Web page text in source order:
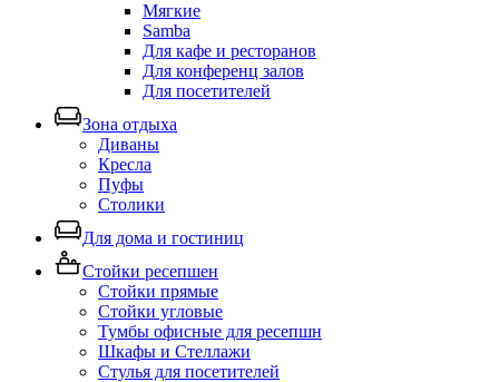
Мягкие
Samba
Для кафе и ресторанов
Для конференц залов
Для посетителей
Зона отдыха
Диваны
Кресла
Пуфы
Столики
Для дома и гостиниц
Стойки ресепшен
Стойки прямые
Стойки угловые
Тумбы офисные для ресепшн
Шкафы и Стеллажи
Стулья для посетителей